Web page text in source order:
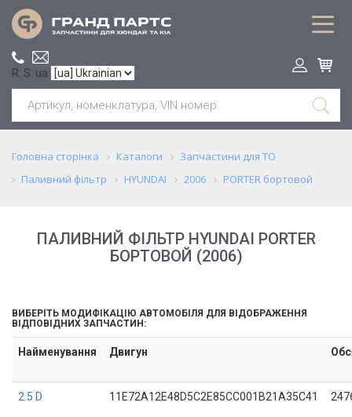
R: S: ua
Головна сторінка Каталоги
Запчастини для ТО
Паливний фільтр
HYUNDAI 2006 PORTER бортовой
ПАЛИВНИЙ ФІЛЬТР HYUNDAI PORTER
БОРТОВОЙ (2006)
ВИБЕРІТЬ МОДИФІКАЦІЮ АВТОМОБІЛЯ ДЛЯ ВІДОБРАЖЕННЯ
ВІДПОВІДНИХ ЗАПЧАСТИН:
Найменування Двигун
2.5 D 11E72A12E48D5C2E85CC001B21A35C41